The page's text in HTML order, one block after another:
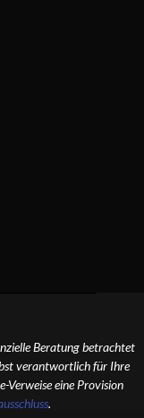
Beratung betrachtet
verantwortlich für Ihre
eine Provision
.